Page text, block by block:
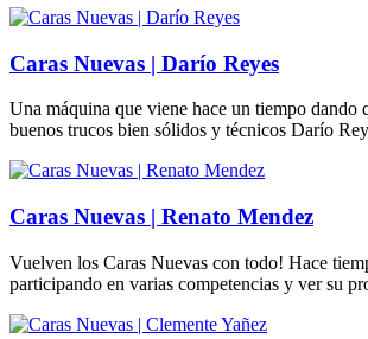
Caras Nuevas | Darío Reyes
Una máquina que viene hace un tiempo dando
buenos trucos bien sólidos y técnicos Darío
Caras Nuevas | Renato Mendez
Vuelven los Caras Nuevas con todo! Hace
participando en varias competencias y ver su